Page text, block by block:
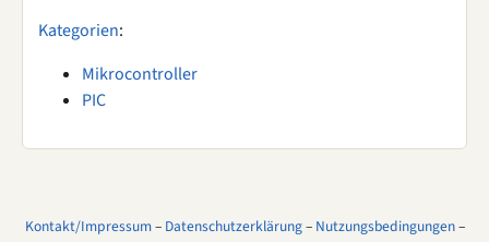
Kategorien:
Mikrocontroller
PIC
Kontakt/Impressum– Datenschutzerklärung– Nutzungsbedingungen–